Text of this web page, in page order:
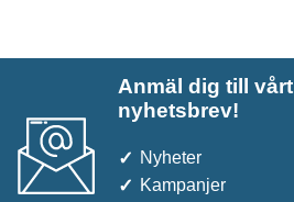
Anmäl dig till vårt
nyhetsbrev!
Nyheter
Kampanjer